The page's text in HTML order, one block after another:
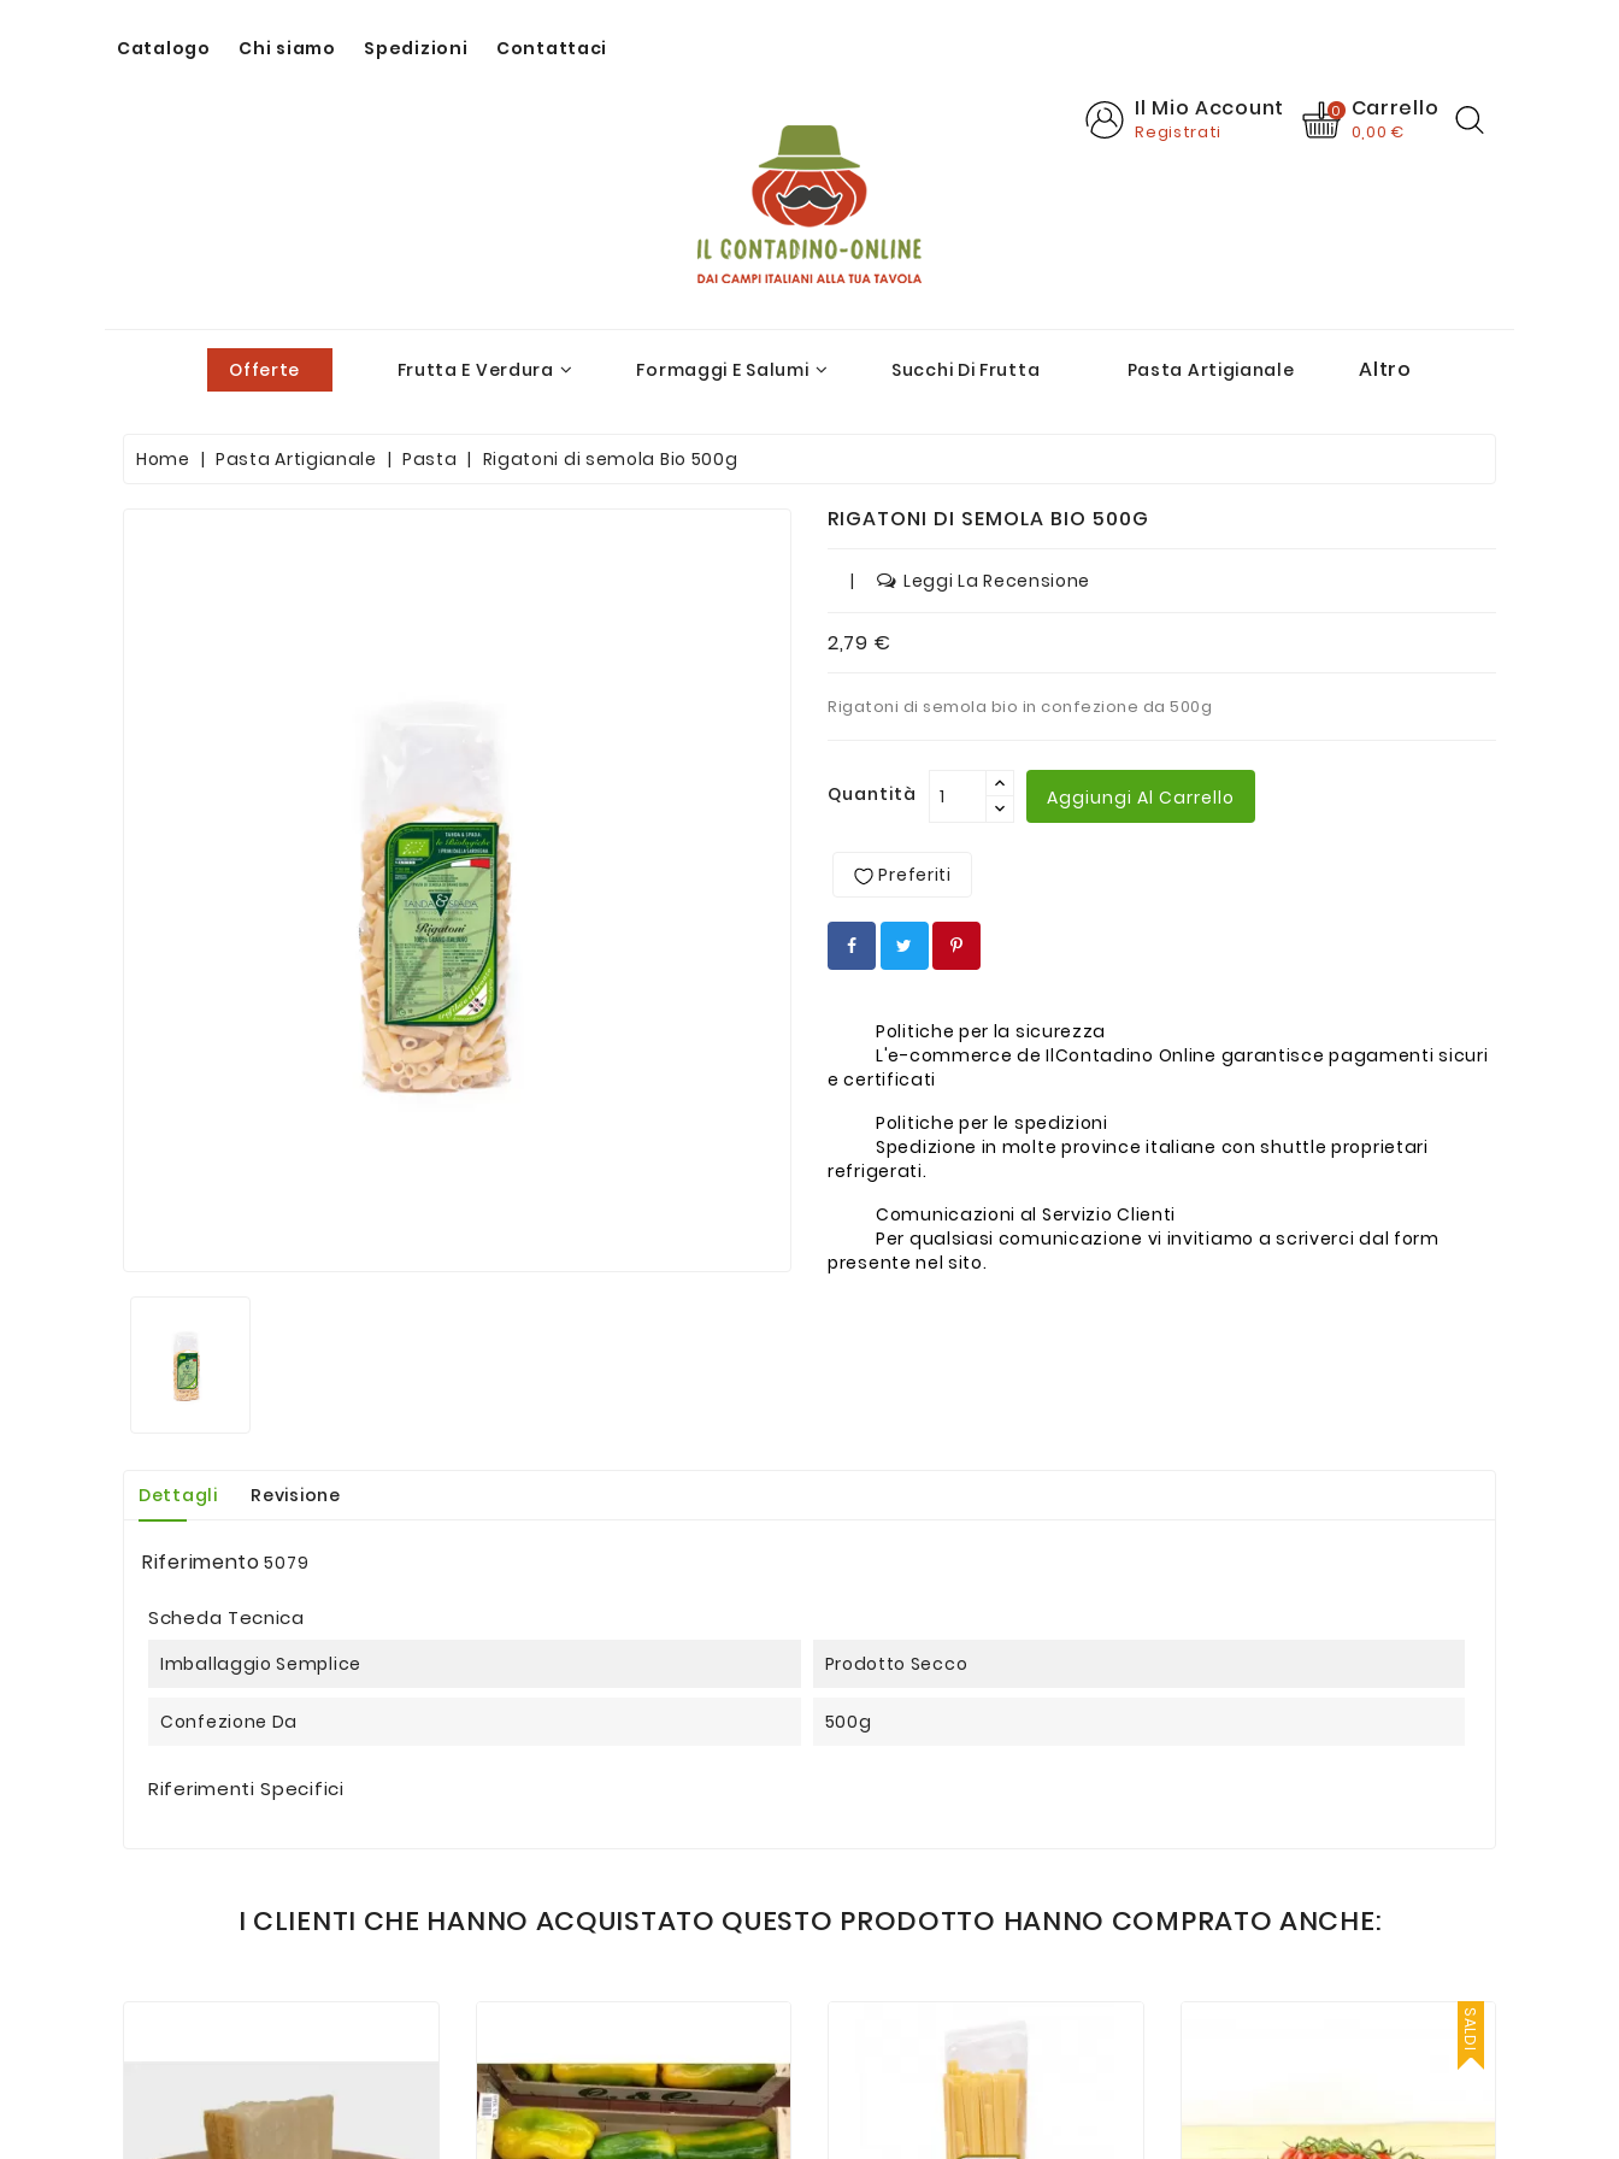
Catalogo Chi siamo Spedizioni Contattaci
Il Mio Account
Registrati
0 Carrello
0,00 €
Offerte Frutta E Verdura Formaggi E Salumi Succhi Di Frutta Pasta Artigianale Altro
Home Pasta Artigianale Pasta Rigatoni di semola Bio 500g
RIGATONI DI SEMOLA BIO 500G
| Leggi La Recensione
2,79 €
Rigatoni di semola bio in confezione da 500g
Quantità Aggiungi Al Carrello
Preferiti
Politiche per la sicurezza
L'e-commerce de IlContadino Online garantisce pagamenti sicuri
e certificati
Politiche per le spedizioni
Spedizione in molte province italiane con shuttle proprietari
refrigerati.
Comunicazioni al Servizio Clienti
Per qualsiasi comunicazione vi invitiamo a scriverci dal form
presente nel sito.
Dettagli Revisione
Riferimento 5079
Scheda Tecnica
Imballaggio Semplice Prodotto Secco
Confezione Da 500g
Riferimenti Specifici
I CLIENTI CHE HANNO ACQUISTATO QUESTO PRODOTTO HANNO COMPRATO ANCHE:
SALDI